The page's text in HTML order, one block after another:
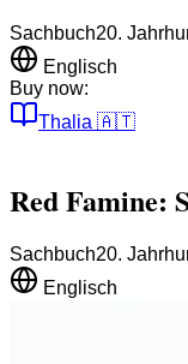
Sachbuch20.
Englisch
Buy now:
Thalia 🇦🇹
Red Famine:
Sachbuch20.
Englisch